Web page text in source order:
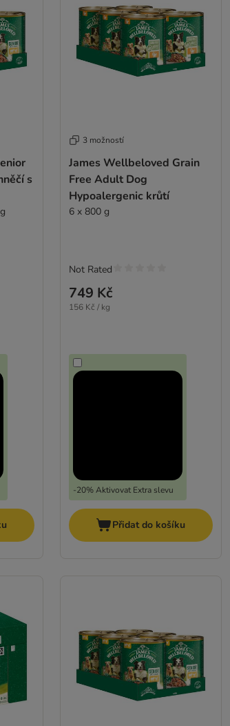
s
3 možností
James Wellbeloved Grain
Free Adult Dog
Hypoalergenic krůtí
6 x 800 g
749 Kč
156 Kč / kg
-20% Aktivovat Extra slevu
Not Rated
Přidat do košíku